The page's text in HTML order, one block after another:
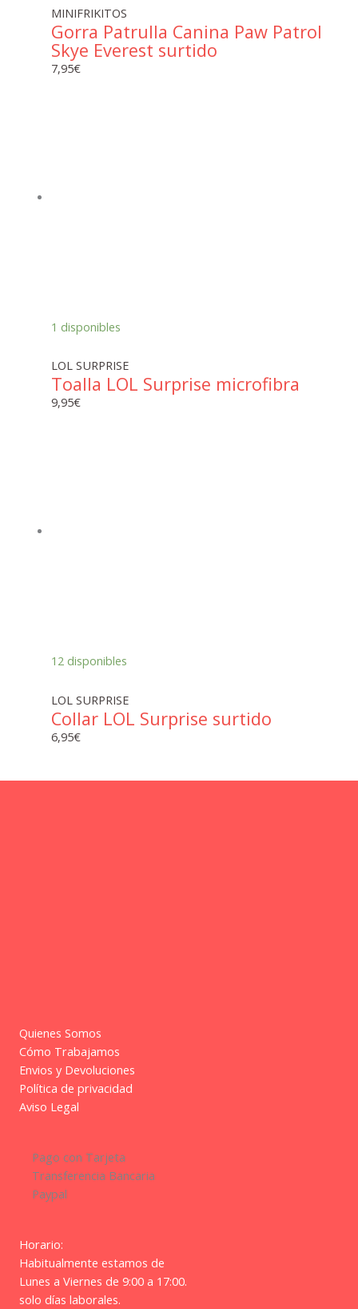
MINIFRIKITOS
Gorra Patrulla Canina Paw Patrol
Skye Everest surtido
7,95€
1 disponibles
LOL SURPRISE
Toalla LOL Surprise microfibra
9,95€
12 disponibles
LOL SURPRISE
Collar LOL Surprise surtido
6,95€
Quienes Somos
Cómo Trabajamos
Envios y Devoluciones
Política de privacidad
Aviso Legal
Pago con Tarjeta
Transferencia Bancaria
Paypal
Horario:
Habitualmente estamos de
Lunes a Viernes de 9:00 a 17:00.
solo días laborales.